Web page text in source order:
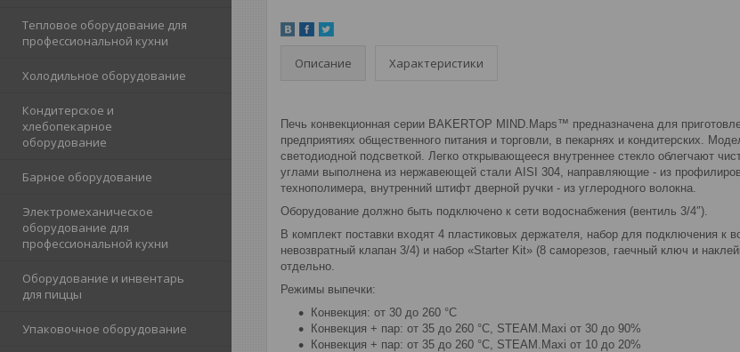
Тепловое оборудование для
профессиональной кухни
Холодильное оборудование
Кондитерское и
хлебопекарное
оборудование
Барное оборудование
Электромеханическое
оборудование для
профессиональной кухни
Оборудование и инвентарь
для пиццы
Упаковочное оборудование
Описание Характеристики
Печь конвекционная серии BAKERTOP MIND.Maps™ предназначена для
предприятиях общественного питания и торговли, в пекарнях и кондитерских.
светодиодной подсветкой. Легко открывающееся внутреннее стекло облегчают
углами выполнена из нержавеющей стали AISI 304, направляющие - из
технополимера, внутренний штифт дверной ручки - из углеродного волокна.
Оборудование должно быть подключено к сети водоснабжения (вентиль 3/4″).
В комплект поставки входят 4 пластиковых держателя, набор для подключения
невозвратный клапан 3/4) и набор «Starter Kit» (8 саморезов, гаечный ключ и
отдельно.
Режимы выпечки:
Конвекция: от 30 до 260 °C
Конвекция + пар: от 35 до 260 °C, STEAM.Maxi от 30 до 90%
Конвекция + пар: от 35 до 260 °C, STEAM.Maxi от 10 до 20%